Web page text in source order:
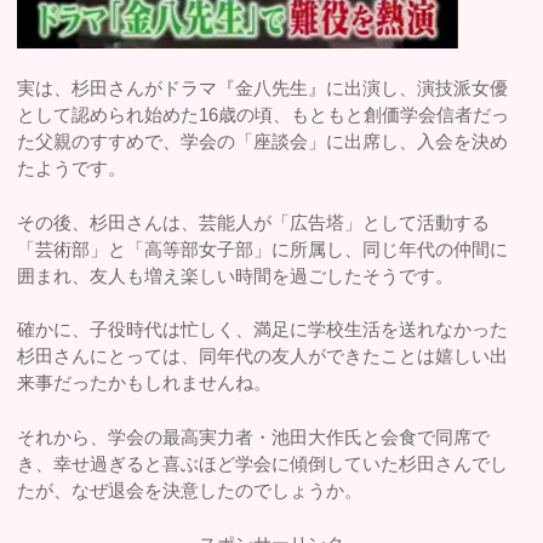
実は、杉田さんがドラマ『金八先生』に出演し、演技派女優
として認められ始めた16歳の頃、もともと創価学会信者だっ
た父親のすすめで、学会の「座談会」に出席し、入会を決め
たようです。
その後、杉田さんは、芸能人が「広告塔」として活動する
「芸術部」と「高等部女子部」に所属し、同じ年代の仲間に
囲まれ、友人も増え楽しい時間を過ごしたそうです。
確かに、子役時代は忙しく、満足に学校生活を送れなかった
杉田さんにとっては、同年代の友人ができたことは嬉しい出
来事だったかもしれませんね。
それから、学会の最高実力者・池田大作氏と会食で同席で
き、幸せ過ぎると喜ぶほど学会に傾倒していた杉田さんでし
たが、なぜ退会を決意したのでしょうか。